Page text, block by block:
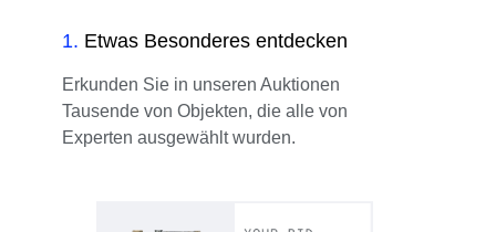
1. Etwas Besonderes entdecken
Erkunden Sie in unseren Auktionen
Tausende von Objekten, die alle von
Experten ausgewählt wurden.